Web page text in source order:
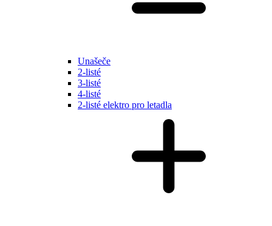
Unašeče
2-listé
3-listé
4-listé
2-listé elektro pro letadla